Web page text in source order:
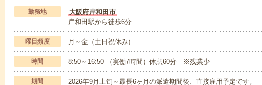
勤務地
大阪府岸和田市
岸和田駅から徒歩6分
曜日頻度 月～金（土日祝休み）
時間 8:50～16:50 （実働7時間）休憩60分 ※残業少
期間 2026年9月上旬～最長6ヶ月の派遣期間後、直接雇用予定です